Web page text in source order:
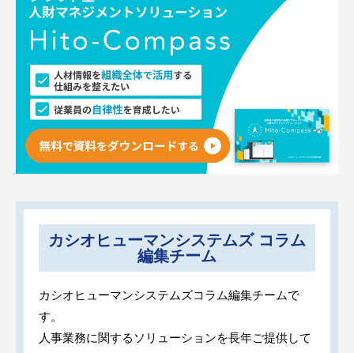
カシオヒューマンシステムズ コラム
編集チーム
カシオヒューマンシステムズコラム編集チームで
す。
人事業務に関するソリューションを長年ご提供して